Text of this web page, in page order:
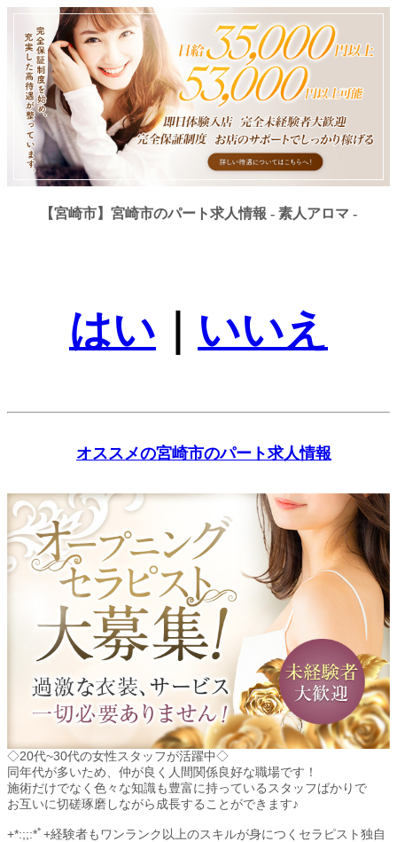
【宮崎市】宮崎市のパート求人情報 - 素人アロマ -
はい いいえ
オススメの宮崎市のパート求人情報
◇20代~30代の女性スタッフが活躍中◇
同年代が多いため、仲が良く人間関係良好な職場です！
施術だけでなく色々な知識も豊富に持っているスタッフばかりで
お互いに切磋琢磨しながら成長することができます♪
+*:;;:*ﾟ+経験者もワンランク以上のスキルが身につくセラピスト独自